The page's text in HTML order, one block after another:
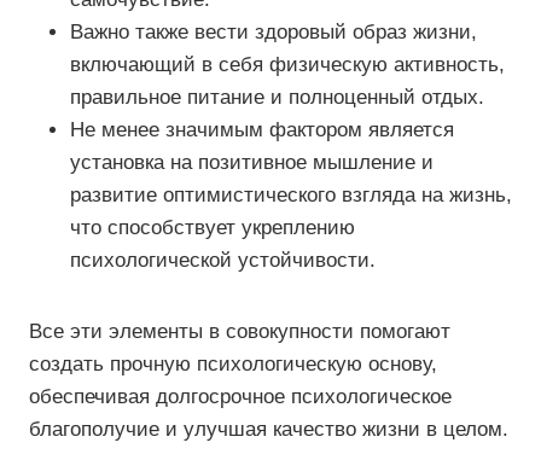
Важно также вести здоровый образ жизни,
включающий в себя физическую активность,
правильное питание и полноценный отдых.
Не менее значимым фактором является
установка на позитивное мышление и
развитие оптимистического взгляда на жизнь,
что способствует укреплению
психологической устойчивости.
Все эти элементы в совокупности помогают
создать прочную психологическую основу,
обеспечивая долгосрочное психологическое
благополучие и улучшая качество жизни в целом.